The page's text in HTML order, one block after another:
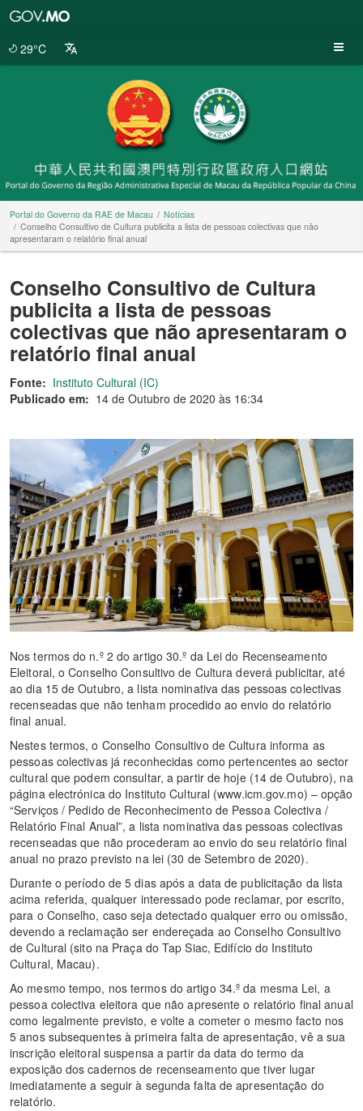
29°C
Portal do Governo da RAE de Macau
Notícias
Conselho Consultivo de Cultura publicita a lista de pessoas colectivas que não
apresentaram o relatório final anual
Conselho Consultivo de Cultura
publicita a lista de pessoas
colectivas que não apresentaram o
relatório final anual
Fonte: Instituto Cultural (IC)
Publicado em: 14 de Outubro de 2020 às 16:34
Nos termos do n.º 2 do artigo 30.º da Lei do Recenseamento
Eleitoral, o Conselho Consultivo de Cultura deverá publicitar, até
ao dia 15 de Outubro, a lista nominativa das pessoas colectivas
recenseadas que não tenham procedido ao envio do relatório
final anual.
Nestes termos, o Conselho Consultivo de Cultura informa as
pessoas colectivas já reconhecidas como pertencentes ao sector
cultural que podem consultar, a partir de hoje (14 de Outubro), na
página electrónica do Instituto Cultural (www.icm.gov.mo) – opção
“Serviços / Pedido de Reconhecimento de Pessoa Colectiva /
Relatório Final Anual”, a lista nominativa das pessoas colectivas
recenseadas que não procederam ao envio do seu relatório final
anual no prazo previsto na lei (30 de Setembro de 2020).
Durante o período de 5 dias após a data de publicitação da lista
acima referida, qualquer interessado pode reclamar, por escrito,
para o Conselho, caso seja detectado qualquer erro ou omissão,
devendo a reclamação ser endereçada ao Conselho Consultivo
de Cultural (sito na Praça do Tap Siac, Edifício do Instituto
Cultural, Macau).
Ao mesmo tempo, nos termos do artigo 34.º da mesma Lei, a
pessoa colectiva eleitora que não apresente o relatório final anual
como legalmente previsto, e volte a cometer o mesmo facto nos
5 anos subsequentes à primeira falta de apresentação, vê a sua
inscrição eleitoral suspensa a partir da data do termo da
exposição dos cadernos de recenseamento que tiver lugar
imediatamente a seguir à segunda falta de apresentação do
relatório.